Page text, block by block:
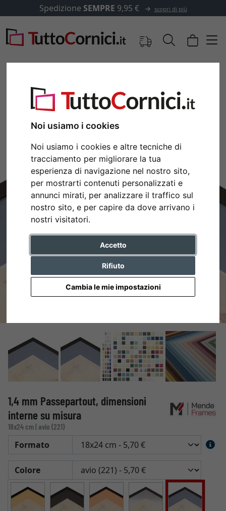
Noi usiamo i cookies
Noi usiamo i cookies e altre tecniche di
tracciamento per migliorare la tua
esperienza di navigazione nel nostro sito,
per mostrarti contenuti personalizzati e
annunci mirati, per analizzare il traffico sul
nostro sito, e per capire da dove arrivano i
nostri visitatori.
Accetto
Rifiuto
Cambia le mie impostazioni
Spedizione SEMPRE 9,95 € scopri di più
Indietro
1,4 mm Passepartout, dimensioni
interne su misura
18x24 cm | avio (221)
Formato
Colore